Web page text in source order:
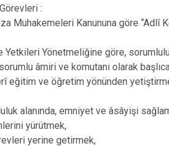
Delice
Karakeçili
Keskin
Yahşihan
:
Muhakemeleri Kanununa göre “Adlî
Yönetmeliğine göre,
âmiri ve komutanı olarak
ve öğretim yönünden
emniyet ve âsâyişi
yürütmek,
yerine getirmek,